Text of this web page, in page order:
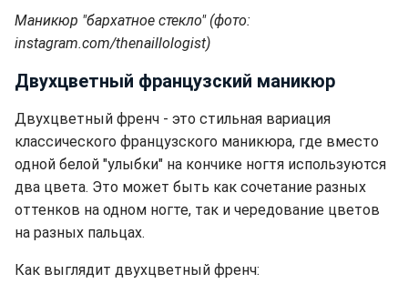
Маникюр "бархатное стекло" (фото:
instagram.com/thenaillologist)
Двухцветный французский маникюр
Двухцветный френч - это стильная вариация
классического французского маникюра, где вместо
одной белой "улыбки" на кончике ногтя используются
два цвета. Это может быть как сочетание разных
оттенков на одном ногте, так и чередование цветов
на разных пальцах.
Как выглядит двухцветный френч: